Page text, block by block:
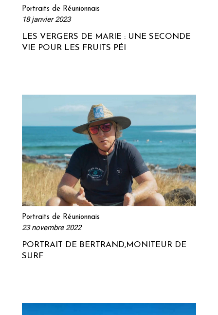
Lire la suite
Portraits de Réunionnais
18 janvier 2023
LES VERGERS DE MARIE : UNE SECONDE
VIE POUR LES FRUITS PÉI
Portraits de Réunionnais
23 novembre 2022
PORTRAIT DE BERTRAND,MONITEUR DE
SURF